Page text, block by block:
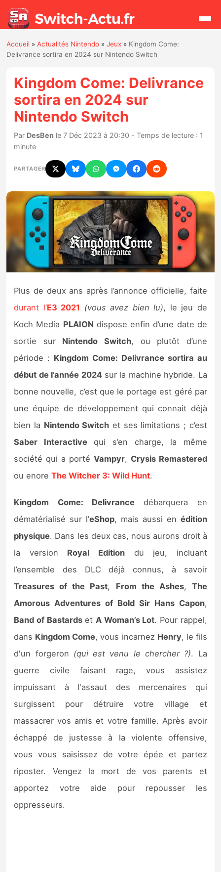
Rechercher
Actualités
Jeux
Hardware
Mises à jour
Chiffres de ventes
Rumeurs
Nintendo Direct
Tests et previews
Tests de jeux
Tests d’accessoires
Autres tests
Previews
Précommandes
Précommandes jeux Switch 2
Sorties de jeux
Bons plans
Guides
Accueil »Actualités Nintendo »Jeux » Kingdom Come:
Delivrance sortira en 2024 sur Nintendo Switch
Kingdom Come: Delivrance
sortira en 2024 sur
Nintendo Switch
Par DesBen le 7 Déc 2023 à 20:30 - Temps de lecture : 1
minute
PARTAGER
Plus de deux ans après l’annonce officielle, faite
durant l’E3 2021 (vous avez bien lu), le jeu de
Koch Media PLAION dispose enfin d’une date de
sortie sur Nintendo Switch, ou plutôt d’une
période : Kingdom Come: Delivrance sortira au
début de l’année 2024sur la machine hybride. La
bonne nouvelle, c’est que le portage est géré par
une équipe de développement qui connait déjà
bien la Nintendo Switch et ses limitations ; c’est
Saber Interactivequi s’en charge, la même
société qui a porté Vampyr, Crysis Remastered
ou enoreThe Witcher 3: Wild Hunt.
Kingdom Come: Delivrancedébarquera en
dématérialisé sur l’eShop, mais aussi en édition
physique. Dans les deux cas, nous aurons droit à
la version Royal Edition du jeu, incluant
l’ensemble des DLC déjà connus, à savoir
Treasures of the Past, From the Ashes, The
Amorous Adventures of Bold Sir Hans Capon,
Band of Bastardset A Woman’s Lot. Pour rappel,
dans Kingdom Come, vous incarnez Henry, le fils
d'un forgeron (qui est venu le chercher ?). La
guerre civile faisant rage, vous assistez
impuissant à l'assaut des mercenaires qui
surgissent pour détruire votre village et
massacrer vos amis et votre famille. Après avoir
échappé de justesse à la violente offensive,
vous vous saisissez de votre épée et partez
riposter. Vengez la mort de vos parents et
apportez votre aide pour repousser les
oppresseurs.